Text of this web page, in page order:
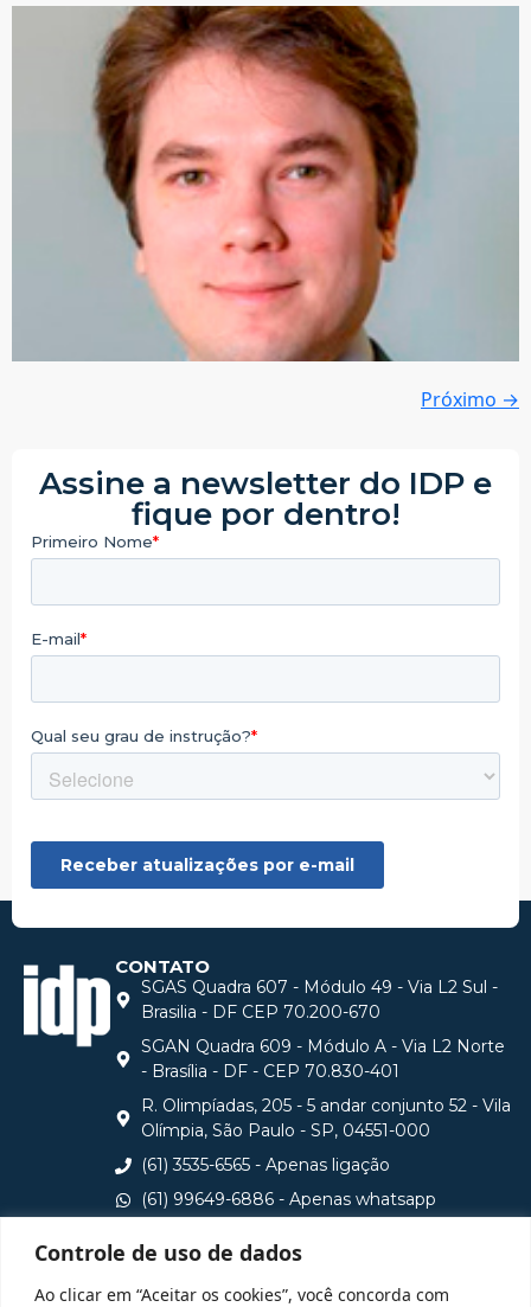
Controle de uso de dados
Ao clicar em “Aceitar os cookies”, você concorda com
Próximo →
Assine a newsletter do IDP e
fique por dentro!
CONTATO
SGAS Quadra 607 - Módulo 49 - Via L2 Sul -
Brasilia - DF CEP 70.200-670
SGAN Quadra 609 - Módulo A - Via L2 Norte
- Brasília - DF - CEP 70.830-401
R. Olimpíadas, 205 - 5 andar conjunto 52 - Vila
Olímpia, São Paulo - SP, 04551-000
(61) 3535-6565 - Apenas ligação
(61) 99649-6886 - Apenas whatsapp
Consulte aqui o cadastro da Instituição no Sistema e-
MEC